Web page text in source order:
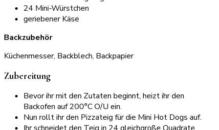
24 Mini-Würstchen
geriebener Käse
Backzubehör
Küchenmesser, Backblech, Backpapier
Zubereitung
Bevor ihr mit den Zutaten beginnt, heizt ihr den
Backofen auf 200°C O/U ein.
Nun rollt ihr den Pizzateig für die Mini Hot Dogs auf.